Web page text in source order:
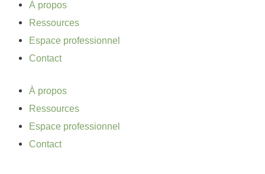
À propos
Ressources
Espace professionnel
Contact
À propos
Ressources
Espace professionnel
Contact